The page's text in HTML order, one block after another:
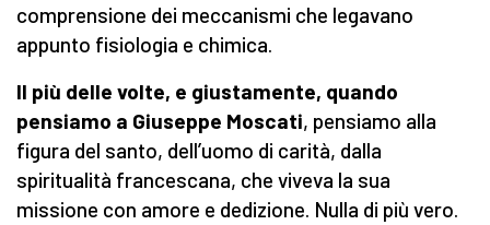
comprensione dei meccanismi che legavano
appunto fisiologia e chimica.
Il più delle volte, e giustamente, quando
pensiamo a Giuseppe Moscati, pensiamo alla
figura del santo, dell’uomo di carità, dalla
spiritualità francescana, che viveva la sua
missione con amore e dedizione. Nulla di più vero.